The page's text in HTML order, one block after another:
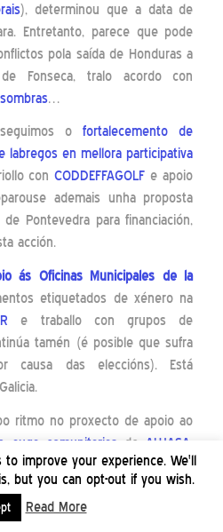
), determinou que a data de
Entretanto, parece que pode
pola saída de Honduras a
Fonseca, tralo acordo con
sombras…
ofortalecemento de
labregos en mellora participativa
conCODDEFFAGOLF e apoio
ademais unha proposta
Pontevedra para financiación,
acción.
ás Oficinas Municipales de la
etiquetados de xénero na
e traballo con grupos de
tamén (é posible que sufra
causa das eleccións). Está
ritmo no proxecto de apoio ao
auga comunitarias de AHJASA
da Coruña.
improve your experience. We'll
but you can opt-out if you wish.
Read More